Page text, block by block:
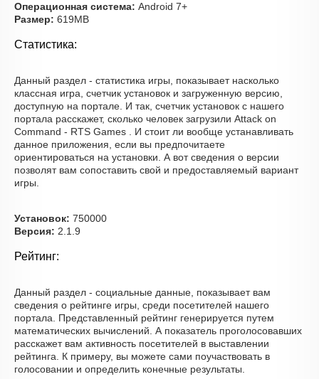
Операционная система: Android 7+
Размер: 619MB
Статистика:
Данный раздел - статистика игры, показывает насколько
классная игра, счетчик установок и загруженную версию,
доступную на портале. И так, счетчик установок с нашего
портала расскажет, сколько человек загрузили Attack on
Command - RTS Games . И стоит ли вообще устанавливать
данное приложения, если вы предпочитаете
ориентироваться на установки. А вот сведения о версии
позволят вам сопоставить свой и предоставляемый вариант
игры.
Установок: 750000
Версия: 2.1.9
Рейтинг:
Данный раздел - социальные данные, показывает вам
сведения о рейтинге игры, среди посетителей нашего
портала. Представленный рейтинг генерируется путем
математических вычислений. А показатель проголосовавших
расскажет вам активность посетителей в выставлении
рейтинга. К примеру, вы можете сами поучаствовать в
голосовании и определить конечные результаты.